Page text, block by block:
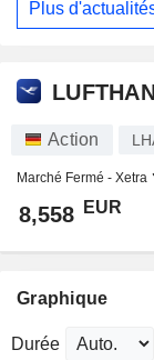
Plus
Action
Marché Fermé - Xetra
8,558 EUR
Graphique
Durée